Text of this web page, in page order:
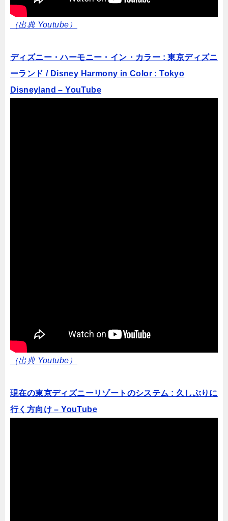
（出典 Youtube）
ディズニー・ハーモニー・イン・カラー : 東京ディズニ
ーランド / Disney Harmony in Color : Tokyo
Disneyland – YouTube
（出典 Youtube）
現在の東京ディズニーリゾートのシステム : 久しぶりに
行く方向け – YouTube